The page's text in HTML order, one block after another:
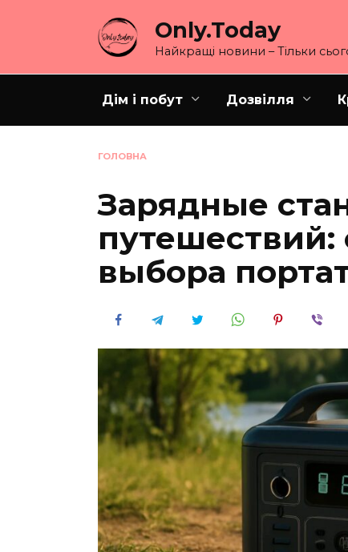
Only.Today
Найкращі новини – Тільки
Дім і побут Дозвілля
ГОЛОВНА
Зарядные
путешествий:
выбора